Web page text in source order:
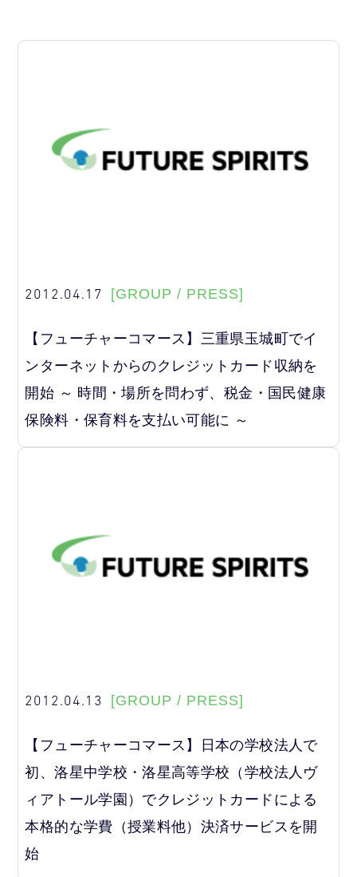
2012.04.17 [GROUP / PRESS]
【フューチャーコマース】三重県玉城町でイ
ンターネットからのクレジットカード収納を
開始 ～ 時間・場所を問わず、税金・国民健康
保険料・保育料を支払い可能に ～
2012.04.13 [GROUP / PRESS]
【フューチャーコマース】日本の学校法人で
初、洛星中学校・洛星高等学校（学校法人ヴ
ィアトール学園）でクレジットカードによる
本格的な学費（授業料他）決済サービスを開
始